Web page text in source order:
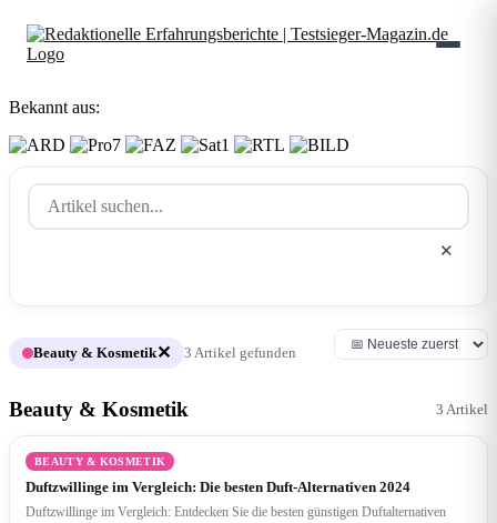
Bekannt aus:
✕
Beauty & Kosmetik✕ 3 Artikel gefunden
Beauty & Kosmetik 3 Artikel
BEAUTY & KOSMETIK
Duftzwillinge im Vergleich: Die besten Duft-Alternativen 2024
Duftzwillinge im Vergleich: Entdecken Sie die besten günstigen Duftalternativen